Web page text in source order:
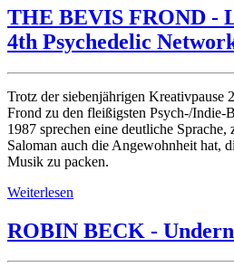
THE BEVIS FROND -
4th Psychedelic
Trotz der siebenjährigen Kreativpause
Frond zu den fleißigsten Psych-/Indie-
1987 sprechen eine deutliche
Saloman auch die Angewohnheit hat,
Musik zu packen.
Weiterlesen
ROBIN BECK -